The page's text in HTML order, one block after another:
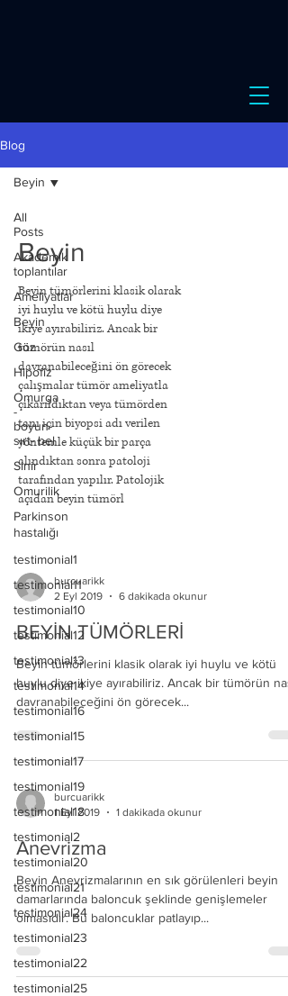
Blog
All
Posts
Akademik
toplantılar
Ameliyatlar
Beyin
Göz
Hipofiz
Omurga
-
boyun-
sırt- bel
Sinir
Omurilik
Parkinson
hastalığı
testimonial1
testimonial11
testimonial10
testimonial12
testimonial13
testimonial14
testimonial16
testimonial15
testimonial17
testimonial19
testimonial18
testimonial2
testimonial20
testimonial21
testimonial24
testimonial23
testimonial22
testimonial25
Beyin
Beyin
Beyin tümörlerini klasik olarak
iyi huylu ve kötü huylu diye
ikiye ayırabiliriz. Ancak bir
tümörün nasıl
davranabileceğini ön görecek
çalışmalar tümör ameliyatla
çıkarıldıktan veya tümörden
tanı için biyopsi adı verilen
yöntemle küçük bir parça
alındıktan sonra patoloji
tarafından yapılır. Patolojik
açıdan beyin tümörl
burcuarikk
2 Eyl 2019
6 dakikada okunur
BEYİN TÜMÖRLERİ
Beyin tümörlerini klasik olarak iyi huylu ve kötü
huylu diye ikiye ayırabiliriz. Ancak bir tümörün
davranabileceğini ön görecek...
burcuarikk
1 Eyl 2019
1 dakikada okunur
Anevrizma
Beyin Anevrizmalarının en sık görülenleri beyin
damarlarında baloncuk şeklinde genişlemeler
olmasıdır. Bu baloncuklar patlayıp...